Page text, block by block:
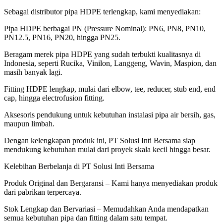
Sebagai distributor pipa HDPE terlengkap, kami menyediakan:
Pipa HDPE berbagai PN (Pressure Nominal): PN6, PN8, PN10,
PN12.5, PN16, PN20, hingga PN25.
Beragam merek pipa HDPE yang sudah terbukti kualitasnya di
Indonesia, seperti Rucika, Vinilon, Langgeng, Wavin, Maspion, dan
masih banyak lagi.
Fitting HDPE lengkap, mulai dari elbow, tee, reducer, stub end, end
cap, hingga electrofusion fitting.
Aksesoris pendukung untuk kebutuhan instalasi pipa air bersih, gas,
maupun limbah.
Dengan kelengkapan produk ini, PT Solusi Inti Bersama siap
mendukung kebutuhan mulai dari proyek skala kecil hingga besar.
Kelebihan Berbelanja di PT Solusi Inti Bersama
Produk Original dan Bergaransi – Kami hanya menyediakan produk
dari pabrikan terpercaya.
Stok Lengkap dan Bervariasi – Memudahkan Anda mendapatkan
semua kebutuhan pipa dan fitting dalam satu tempat.